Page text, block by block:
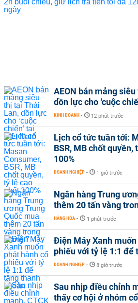
AEON bán mảng
dồn lực cho ‘cuộc
KINH DOANH - 12 phút trước
Lịch cổ tức tuần tới:
BSR, MB chốt quyền,
100%
DOANH NGHIỆP - 1 giờ trước
Ngân hàng Trung
thêm 20 tấn vàng
HÀNG HÓA - 1 phút trước
Điện Máy Xanh
phiếu với tỷ lệ 1:1 để
DOANH NGHIỆP - 8 giờ trước
Sau nhịp điều chỉnh
thấy cơ hội ở nhóm